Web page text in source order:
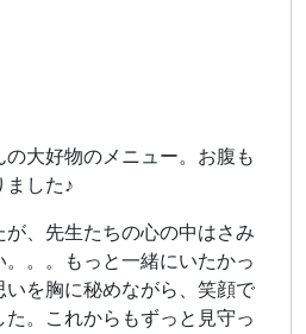
大好物のメニュー。お腹も
ました♪
、先生たちの心の中はさみ
。。。もっと一緒にいたかっ
いを胸に秘めながら、笑顔で
た。これからもずっと見守っ